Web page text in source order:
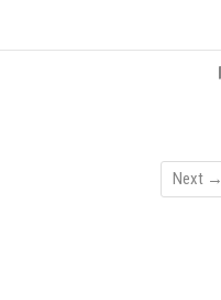
Next →